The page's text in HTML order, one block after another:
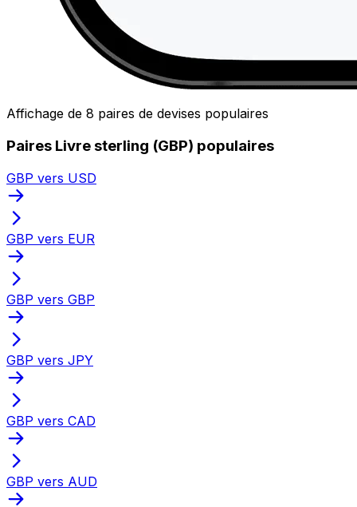
Affichage de 8 paires de devises populaires
Paires Livre sterling (GBP) populaires
GBP vers USD
GBP vers EUR
GBP vers GBP
GBP vers JPY
GBP vers CAD
GBP vers AUD